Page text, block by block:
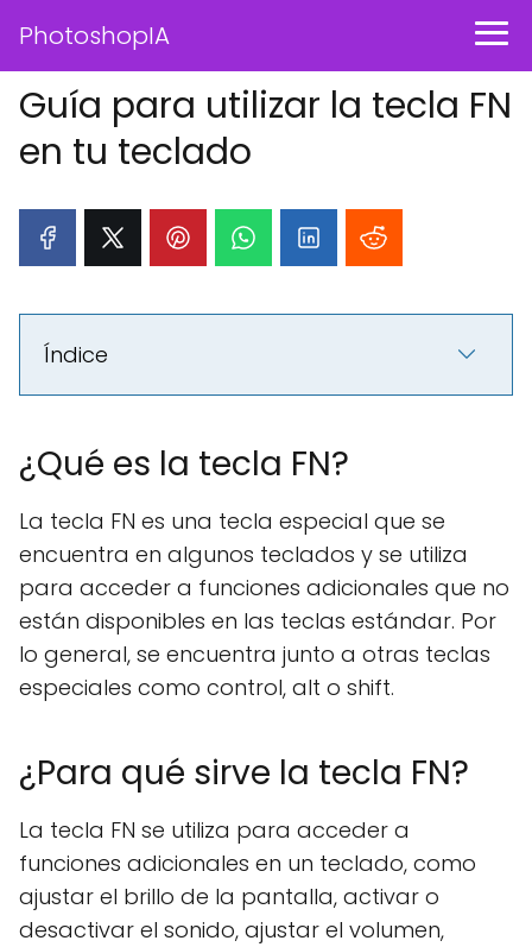
PhotoshopIA
Guía para utilizar la tecla FN
en tu teclado
Índice
¿Qué es la tecla FN?
La tecla FN es una tecla especial que se
encuentra en algunos teclados y se utiliza
para acceder a funciones adicionales que no
están disponibles en las teclas estándar. Por
lo general, se encuentra junto a otras teclas
especiales como control, alt o shift.
¿Para qué sirve la tecla FN?
La tecla FN se utiliza para acceder a
funciones adicionales en un teclado, como
ajustar el brillo de la pantalla, activar o
desactivar el sonido, ajustar el volumen,